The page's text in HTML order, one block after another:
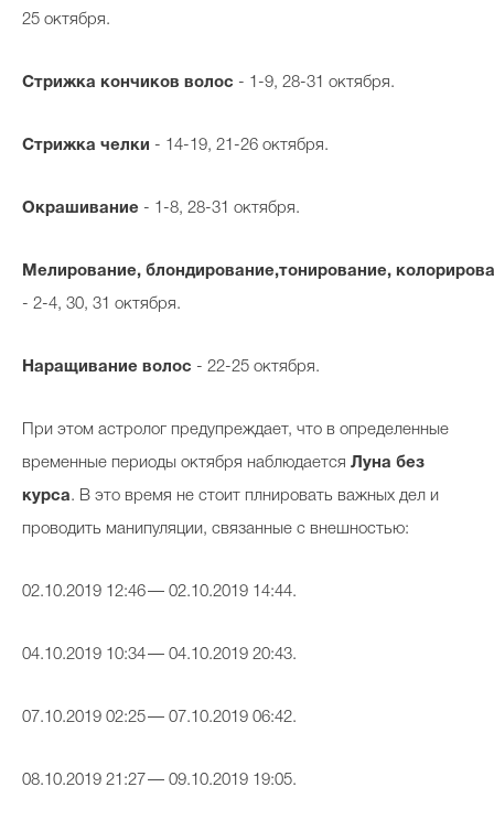
Beauty- битвы
25 октября.
Стрижка кончиков волос - 1-9, 28-31 октября.
Стрижка челки - 1 4-19, 21-26 октября.
Окрашивание - 1-8, 28-31 октября.
Мелирование, блондирование,тонирование,
- 2-4, 30, 31 октября.
Наращивание волос - 22-25 октября.
При этом астролог предупреждает, что в определенные
временные периоды октября наблюдается Луна без
курса. В это время не стоит плнировать важных дел и
проводить манипуляции, связанные с внешностью:
02.10.2019 12:46 — 02.10.2019 14:44.
04.10.2019 10:34 — 04.10.2019 20:43.
07.10.2019 02:25 — 07.10.2019 06:42.
08.10.2019 21:27 — 09.10.2019 19:05.